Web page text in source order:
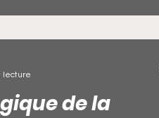
en dollars et la valise
la valise mag
de la
lecture